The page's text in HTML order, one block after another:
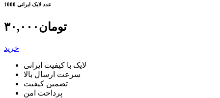
1000 عدد لایک ایرانی
۳۰,۰۰۰تومان
خرید
لایک با کیفیت ایرانی
سرعت ارسال بالا
تضمین کیفیت
پرداخت امن